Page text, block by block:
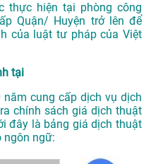
thực hiện tại phòng công
Quận/ Huyện trở lên để
của luật tư pháp của Việt
tại
cung cấp dịch vụ dịch
chính sách giá dịch thuật
đây là bảng giá dịch thuật
ngôn ngữ: